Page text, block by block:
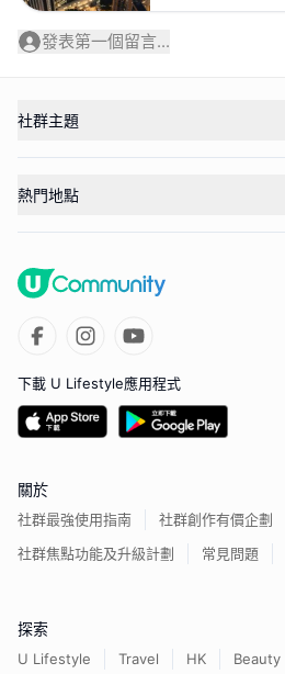
發表第一個留言...
社群主題
熱門地點
下載 U Lifestyle應用程式
關於
社群最強使用指南
社群創作有價企劃
社群焦點功能及升級計劃
常見問題
探索
U Lifestyle Travel HK Beauty